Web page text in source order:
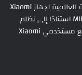
رقم إصدار التحديث الذي تم إصداره للمنطقة العالمية لجهاز Xiaomi
Pad 5 هو MIUI-V14.0.3.0.TKXMIXM . MIUI 14 استنادًا إلى نظام
التشغيل Android 13 ، وسيكون متاحًا لجميع مستخدمي Xiaomi